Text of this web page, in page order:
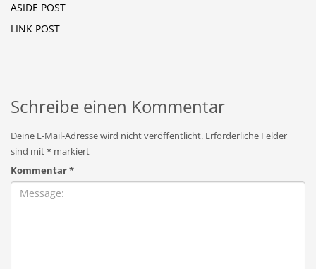
ASIDE POST
LINK POST
Schreibe einen Kommentar
Deine E-Mail-Adresse wird nicht veröffentlicht. Erforderliche Felder
sind mit* markiert
Kommentar*